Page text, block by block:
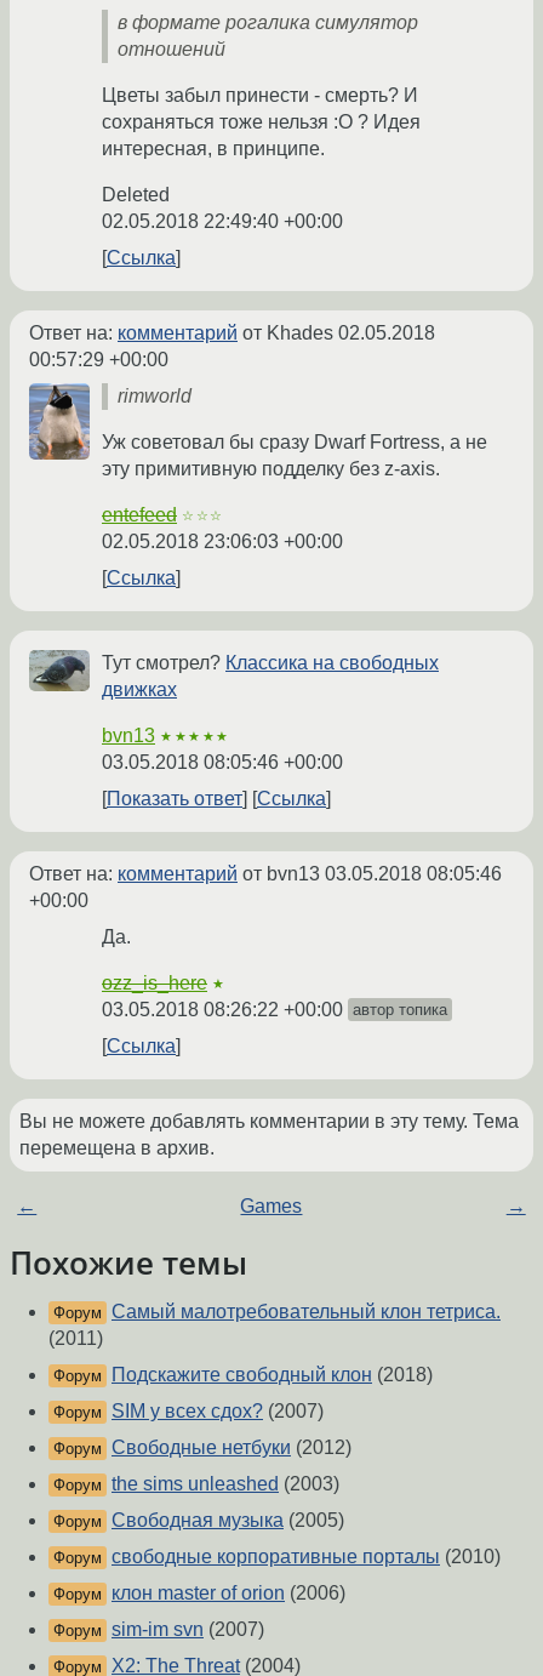
в формате рогалика симулятор
отношений
Цветы забыл принести - смерть? И
сохраняться тоже нельзя :O ? Идея
интересная, в принципе.
Deleted
02.05.2018 22:49:40 +00:00
Ссылка
Ответ на: комментарий от Khades 02.05.2018
00:57:29 +00:00
rimworld
Уж советовал бы сразу Dwarf Fortress, а не
эту примитивную подделку без z-axis.
entefeed ☆☆☆
02.05.2018 23:06:03 +00:00
Ссылка
Тут смотрел? Классика на свободных
движках
bvn13 ★★★★★
03.05.2018 08:05:46 +00:00
Показать ответ
Ссылка
Ответ на: комментарий от bvn13 03.05.2018 08:05:46
+00:00
Да.
ozz_is_here ★
03.05.2018 08:26:22 +00:00 автор топика
Ссылка
Вы не можете добавлять комментарии в эту тему. Тема
перемещена в архив.
← Games →
Похожие темы
Форум Самый малотребовательный клон тетриса.
(2011)
Форум Подскажите свободный клон (2018)
Форум SIM у всех сдох? (2007)
Форум Свободные нетбуки (2012)
Форум the sims unleashed (2003)
Форум Свободная музыка (2005)
Форум свободные корпоративные порталы (2010)
Форум клон master of orion (2006)
Форум sim-im svn (2007)
Форум X2: The Threat(2004)